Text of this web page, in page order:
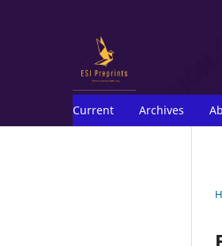
Current Archives